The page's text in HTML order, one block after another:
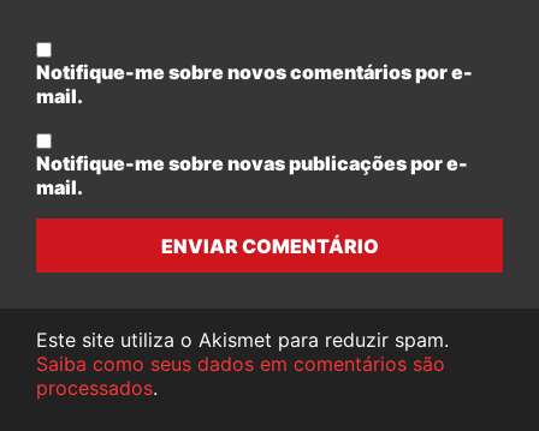
Notifique-me sobre novos comentários por e-
mail.
Notifique-me sobre novas publicações por e-
mail.
ENVIAR COMENTÁRIO
Este site utiliza o Akismet para reduzir spam.
Saiba como seus dados em comentários são
processados.